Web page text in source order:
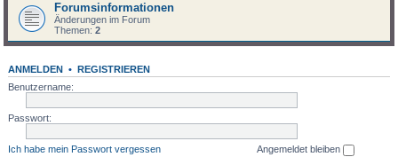
Forumsinformationen
Änderungen im Forum
Themen:2
ANMELDEN •REGISTRIEREN
Benutzername:
Passwort:
Ich habe mein Passwort vergessen Angemeldet bleiben